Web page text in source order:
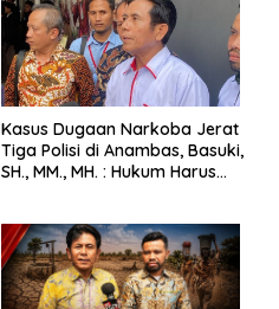
Kasus Dugaan Narkoba Jerat
Tiga Polisi di Anambas, Basuki,
SH., MM., MH. : Hukum Harus